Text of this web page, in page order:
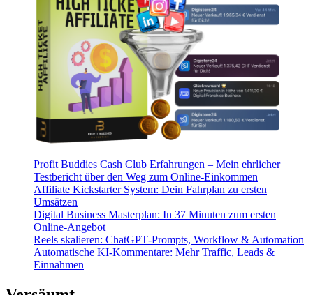
Profit Buddies Cash Club Erfahrungen – Mein ehrlicher
Testbericht über den Weg zum Online-Einkommen
Affiliate Kickstarter System: Dein Fahrplan zu ersten
Umsätzen
Digital Business Masterplan: In 37 Minuten zum ersten
Online-Angebot
Reels skalieren: ChatGPT‑Prompts, Workflow & Automation
Automatische KI‑Kommentare: Mehr Traffic, Leads &
Einnahmen